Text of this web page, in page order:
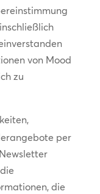
von Mood
zu
per
die